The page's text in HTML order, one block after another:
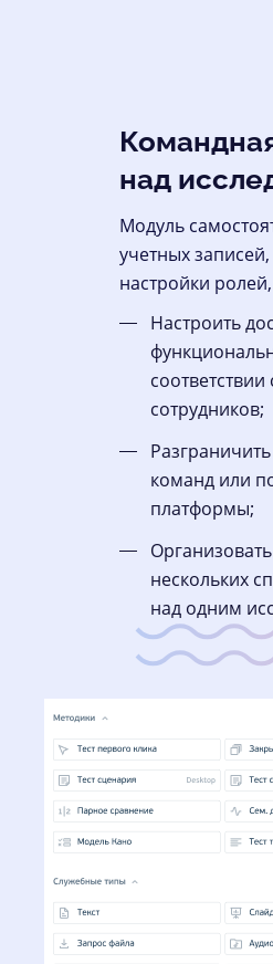
над
Модуль
учетных
настройки
Настроить
сотрудников;
команд или
платформы;
нескольких
над одним